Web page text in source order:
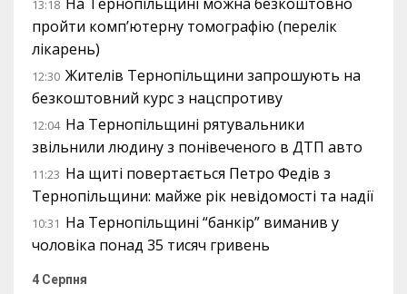
13:18
пройти комп’ютерну томографію (перелік
лікарень)
12:30 Жителів Тернопільщини запрошують на
безкоштовний курс з нацспротиву
12:04 На Тернопільщині рятувальники
звільнили людину з понівеченого в ДТП авто
11:23 На щиті повертається Петро Федів з
Тернопільщини: майже рік невідомості та надії
10:31 На Тернопільщині “банкір” виманив у
чоловіка понад 35 тисяч гривень
4 Серпня